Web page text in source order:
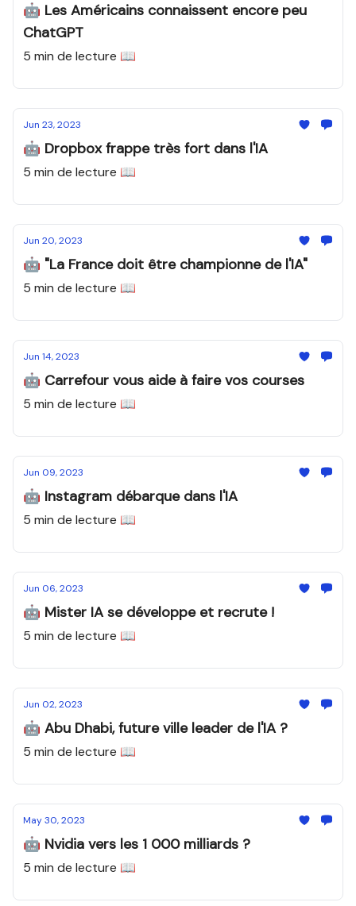
🤖 Les Américains connaissent encore peu
ChatGPT
5 min de lecture 📖
Jun 23, 2023
🤖 Dropbox frappe très fort dans l'IA
5 min de lecture 📖
Jun 20, 2023
🤖 "La France doit être championne de l'IA"
5 min de lecture 📖
Jun 14, 2023
🤖 Carrefour vous aide à faire vos courses
5 min de lecture 📖
Jun 09, 2023
🤖 Instagram débarque dans l'IA
5 min de lecture 📖
Jun 06, 2023
🤖 Mister IA se développe et recrute !
5 min de lecture 📖
Jun 02, 2023
🤖 Abu Dhabi, future ville leader de l'IA ?
5 min de lecture 📖
May 30, 2023
🤖 Nvidia vers les 1 000 milliards ?
5 min de lecture 📖